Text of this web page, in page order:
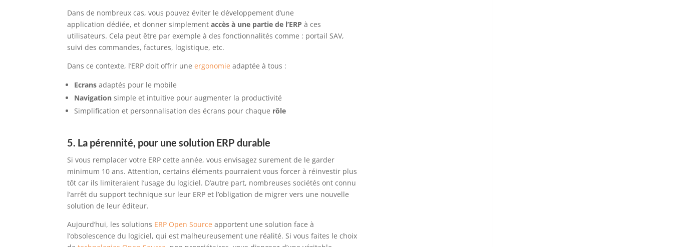
Dans de nombreux cas, vous pouvez éviter le développement d’une
application dédiée, et donnersimplementaccès à une partie de l’ERP à ces
utilisateurs. Cela peut être par exemple à des fonctionnalités comme : portail SAV,
suivi des commandes, factures, logistique, etc.
Dans ce contexte, l’ERP doit offrir uneergonomie adaptée à tous :
Ecrans adaptés pour le mobile
Navigation simple et intuitive pour augmenter la productivité
Simplification et personnalisation des écrans pour chaque rôle
5. La pérennité, pour une solution ERP durable
Si vous remplacer votre ERP cette année, vous envisagez surement de le garder
minimum 10 ans.Attention,certains éléments pourraient vous forcer à réinvestir plus
tôt car ils limiteraient l’usage du logiciel. D’autre part, nombreuses sociétés ont connu
l’arrêt du support technique sur leur ERP et l’obligation de migrer vers une nouvelle
solution de leur éditeur.
Aujourd’hui, les solutions ERP Open Source apportent une solution face à
l’obsolescence du logiciel, qui est malheureusement une réalité. Si vous faites le choix